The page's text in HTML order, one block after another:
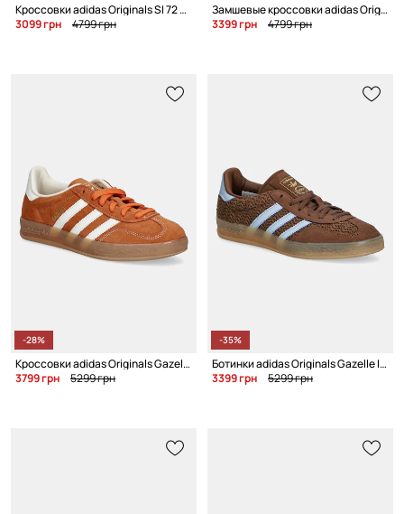
Кроссовки adidas Originals Sl 72 OG W
3099 грн
4799 грн
Замшевые кроссовки adidas Originals Handball Spezial W
3399 грн
4799 грн
-28%
Кроссовки adidas Originals Gazelle Indoor
3799 грн
5299 грн
-35%
Ботинки adidas Originals Gazelle Indoor W
3399 грн
5299 грн